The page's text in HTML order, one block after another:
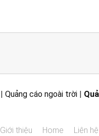
Quảng cáo ngoài trời
Giới thiệu Home Liên hệ